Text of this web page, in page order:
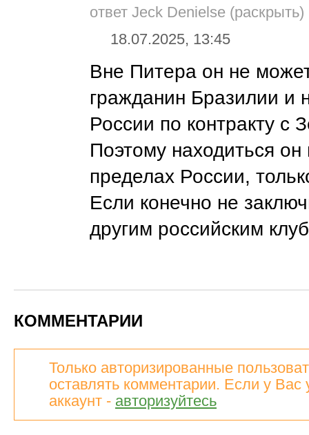
ответ Jeck Denielse (раскрыть)
18.07.2025, 13:45
Вне Питера он не
гражданин Бразилии и
России по контракту с
Поэтому находиться он
пределах России,
Если конечно не
другим российским
КОММЕНТАРИИ
Только авторизированные
оставлять комментарии. Если у Вас
аккаунт - авторизуйтесь